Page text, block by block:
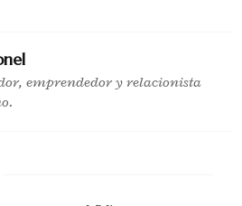
emprendedor y relacionista